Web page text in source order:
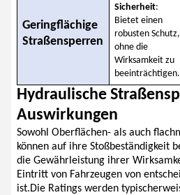
Geringflächige
Straßensperren
Sicherheit:
Bietet einen
robusten Schutz,
ohne die
Wirksamkeit zu
beeinträchtigen.
Hydraulische
Auswirkungen
Sowohl Oberflächen- als auch
können auf ihre Stoßbeständigkeit
die Gewährleistung ihrer
Eintritt von Fahrzeugen von
ist.Die Ratings werden